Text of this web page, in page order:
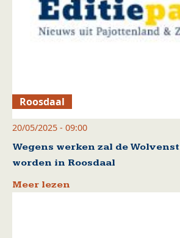
Roosdaal
20/05/2025 - 09:00
Wegens werken zal de
worden in Roosdaal
Meer lezen